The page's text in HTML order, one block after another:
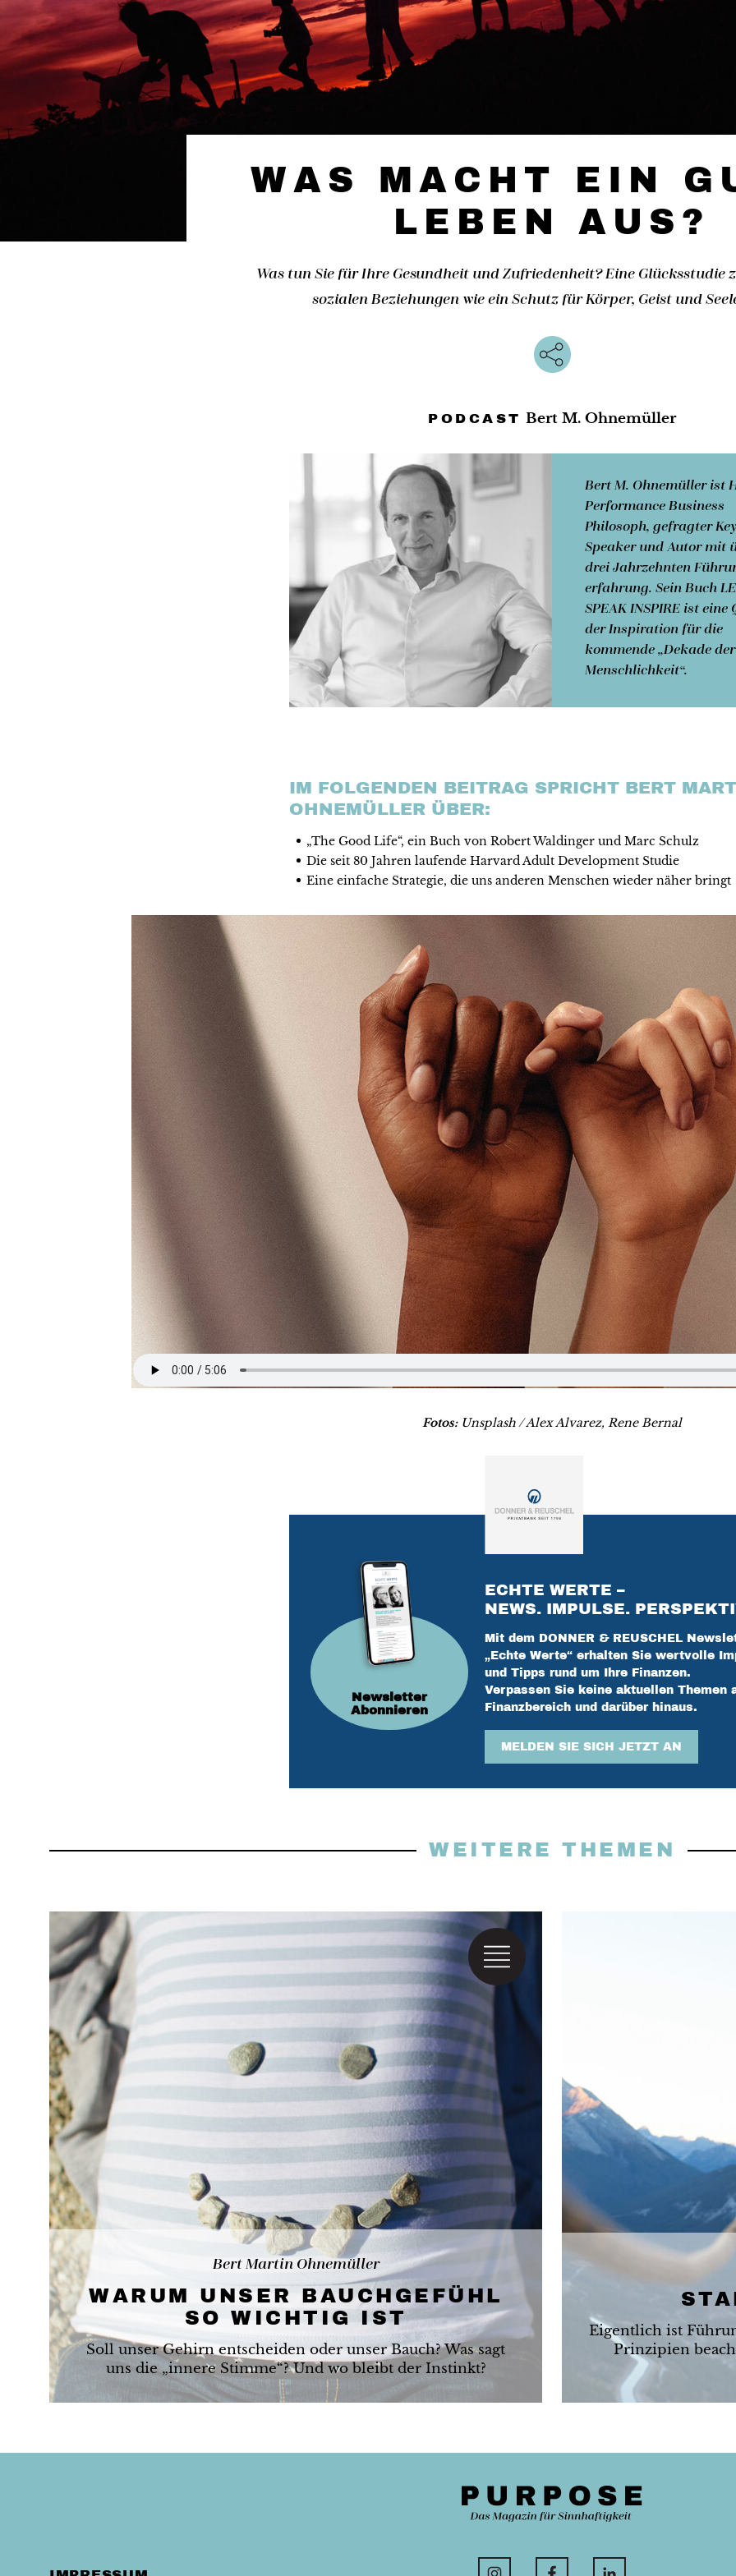
WAS MACHT EIN
LEBEN AUS?
Was tun Sie für Ihre Gesundheit und Zufriedenheit? Eine Glücksstudie
sozialen Beziehungen wie ein Schutz für Körper, Geist und
PODCAST Bert M. Ohnemüller
Bert M. Ohnemüllerist
Performance Business
Philosoph, gefragter
Speaker und Autor mit
drei Jahrzehnten
erfahrung. Sein Buch
SPEAK INSPIRE ist eine
der Inspiration für die
kommende „Dekade der
Menschlichkeit“.
IM FOLGENDEN BEITRAG SPRICHT BERT
OHNEMÜLLER ÜBER:
„The Good Life“, ein Buch von Robert Waldinger und Marc Schulz
Die seit 80 Jahren laufende Harvard Adult Development Studie
Eine einfache Strategie, die uns anderen Menschen wieder näher bringt
Fotos: Unsplash / Alex Alvarez, Rene Bernal
ECHTE WERTE –
NEWS. IMPULSE.
Mit dem DONNER & REUSCHEL
„Echte Werte“ erhalten Sie wertvolle
und Tipps rund um Ihre Finanzen.
Verpassen Sie keine aktuellen Themen
Finanzbereich und darüber hinaus.
MELDEN SIE SICH JETZT AN
Newsletter
Abonnieren
WEITERE THEMEN
Bert Martin Ohnemüller
WARUM UNSER BAUCHGEFÜHL
SO WICHTIG IST
Soll unser Gehirn entscheiden oder unser Bauch? Was sagt
uns die „innere Stimme“? Und wo bleibt der Instinkt?
Eigentlich ist
Prinzipien